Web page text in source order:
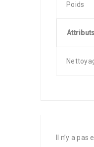
Poids
Il n’y a pas